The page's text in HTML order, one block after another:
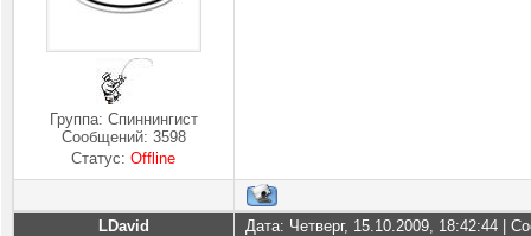
Группа: Спиннингист
Сообщений: 3598
Статус:Offline
LDavid Дата: Четверг, 15.10.2009, 18:42:44 |